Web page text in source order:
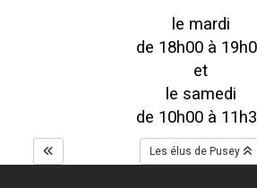
le mardi
de 18h00 à
et
le samedi
de 10h00 à
Les élus de Pusey